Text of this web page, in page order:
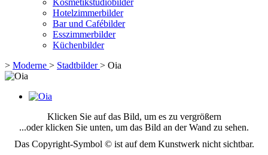
Kosmetikstudiobilder
Hotelzimmerbilder
Bar und Cafébilder
Esszimmerbilder
Küchenbilder
> Moderne > Stadtbilder> Oia
Klicken Sie auf das Bild, um es zu vergrößern
...oder klicken Sie unten, um das Bild an der Wand zu sehen.
Das Copyright-Symbol © ist auf dem Kunstwerk nicht sichtbar.